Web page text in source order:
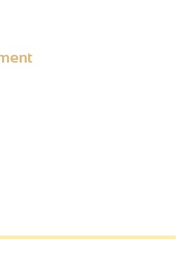
grâce au parking sécurisé
tout proche
l’indépendance d’un séjour en